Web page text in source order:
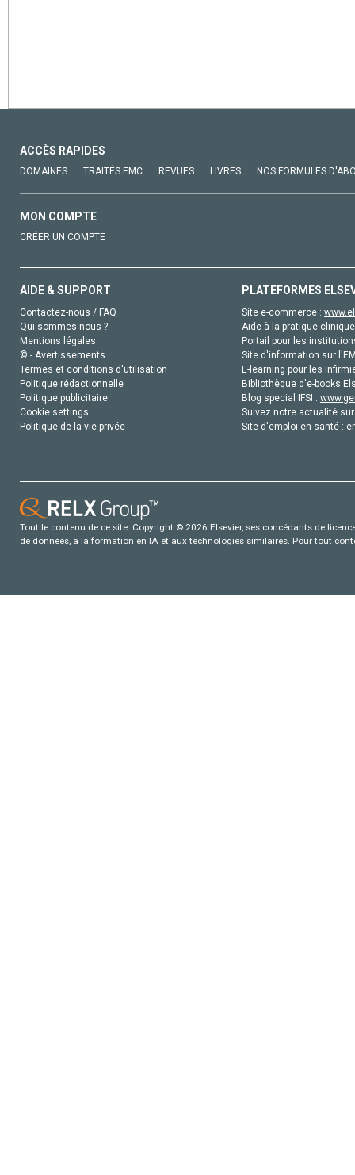
ACCÈS RAPIDES
DOMAINES TRAITÉS EMC REVUES LIVRES NOS FORMULES
MON COMPTE
CRÉER UN COMPTE
AIDE & SUPPORT
Contactez-nous / FAQ
Qui sommes-nous ?
Mentions légales
© - Avertissements
Termes et conditions d'utilisation
Politique rédactionnelle
Politique publicitaire
Cookie settings
Politique de la vie privée
PLATEFORMES
Site e-commerce :
Aide à la pratique
Portail pour les
Site d'information sur
E-learning pour les
Bibliothèque d'e-books
Blog special IFSI :
Suivez notre actualité
Site d'emploi en santé :
Tout le contenu de ce site: Copyright © 2026 Elsevier, ses concédants de
de données, a la formation en IA et aux technologies similaires. Pour tout